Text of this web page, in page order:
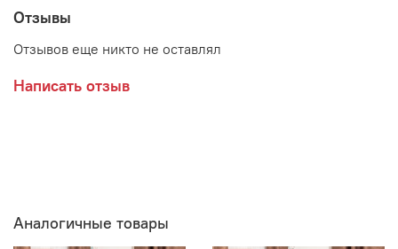
Отзывы
Отзывов еще никто не оставлял
Написать отзыв
Аналогичные товары